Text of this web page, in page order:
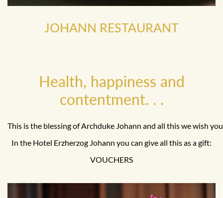
JOHANN RESTAURANT
Health, happiness and
contentment. . .
This is the blessing of Archduke Johann and all this we wish
In the Hotel Erzherzog Johann you can give all this as a gift:
VOUCHERS